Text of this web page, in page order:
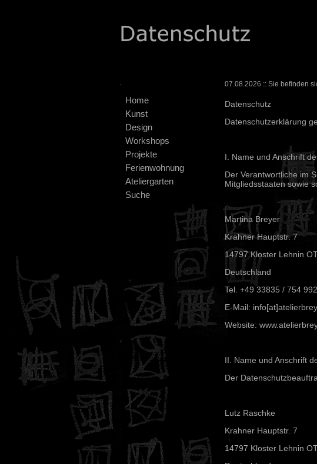
Home
Kunst
Design
Workshops
Projekte
Ferienwohnung
Ateliergarten
Suche
07.08.2026 :: Sie befinden
Datenschutz
Datenschutzerklärung
I. Name und Anschrift
Der Verantwortliche im
Mitgliedsstaaten sowie
Martina Breyer
Krahner Hauptstr. 7
14797 Kloster Lehnin
Deutschland
Tel. +49 33835 / 754 992
E-Mail:
Website:
II. Name und Anschrift
Der
Lutz Raschke
Krahner Hauptstr. 7
14797 Kloster Lehnin